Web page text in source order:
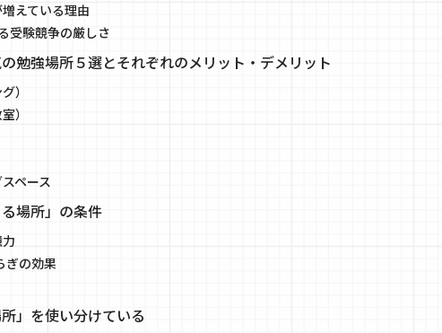
えている理由
受験競争の厳しさ
勉強場所５選とそれぞれのメリット・デメリット
）
）
ペース
場所」の条件
ぎの効果
」を使い分けている